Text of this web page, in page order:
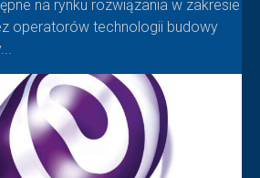
na rynku rozwiązania w zakresie
operatorów technologii budowy